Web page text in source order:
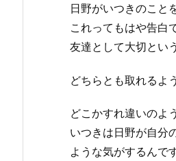
日野がいつきのこと
これってもはや告白
友達として大切とい
どちらとも取れるよ
どこかすれ違いのよ
いつきは日野が自分
ような気がするんで